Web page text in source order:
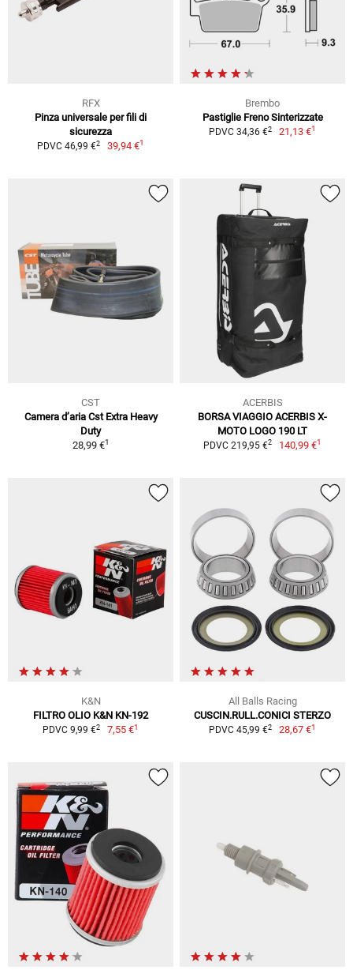
RFX
Pinza universale per fili di
sicurezza
PDVC 46,99 €2 39,94 €1
Brembo
Pastiglie Freno Sinterizzate
PDVC 34,36 €2 21,13 €1
CST
Camera d’aria Cst Extra Heavy
Duty
28,99 €1
ACERBIS
BORSA VIAGGIO ACERBIS X-
MOTO LOGO 190 LT
PDVC 219,95 €2 140,99 €1
K&N
FILTRO OLIO K&N KN-192
PDVC 9,99 €2 7,55 €1
All Balls Racing
CUSCIN.RULL.CONICI STERZO
PDVC 45,99 €2 28,67 €1